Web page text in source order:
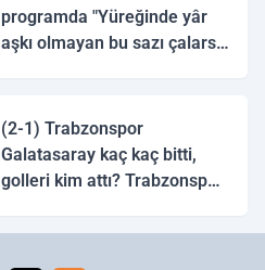
programda "Yüreğinde yâr
aşkı olmayan bu sazı çalarsa
(2-1) Trabzonspor
Galatasaray kaç kaç bitti,
golleri kim attı? Trabzonspor
golleri!